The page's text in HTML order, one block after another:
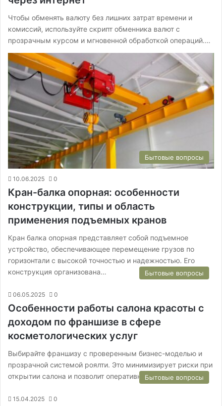
Чтобы обменять валюту без лишних затрат времени и
комиссий, используйте скрипт обменника валют с
прозрачным курсом и мгновенной обработкой операций.…
Бытовые вопросы
10.06.2025 0
Кран-балка опорная: особенности
конструкции, типы и область
применения подъемных кранов
Кран балка опорная представляет собой подъемное
устройство, обеспечивающее перемещение грузов по
горизонтали с высокой точностью и надежностью. Его
конструкция организована…
Бытовые вопросы
06.05.2025 0
Особенности работы салона красоты с
доходом по франшизе в сфере
косметологических услуг
Выбирайте франшизу с проверенным бизнес-моделью и
прозрачной системой роялти. Это минимизирует риски при
открытии салона и позволит оперативно выйти на…
Бытовые вопросы
15.04.2025 0